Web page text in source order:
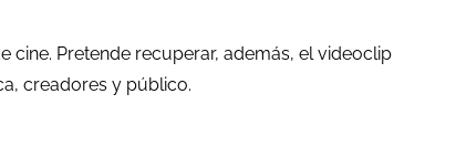
Pretende recuperar, además, el videoclip
creadores y público.